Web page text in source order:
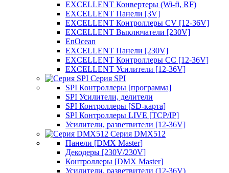
EXCELLENT Конвертеры (Wi-fi, RF)
EXCELLENT Панели [3V]
EXCELLENT Контроллеры CV [12-36V]
EXCELLENT Выключатели [230V]
EnOcean
EXCELLENT Панели [230V]
EXCELLENT Контроллеры CC [12-36V]
EXCELLENT Усилители [12-36V]
Серия SPI
SPI Контроллеры [программа]
SPI Усилители, делители
SPI Контроллеры [SD-карта]
SPI Контроллеры LIVE [TCP/IP]
Усилители, разветвители [12-36V]
Серия DMX512
Панели [DMX Master]
Декодеры [230V/230V]
Контроллеры [DMX Master]
Усилители, разветвители (12-36V)